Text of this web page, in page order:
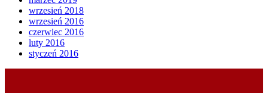
wrzesień 2018
wrzesień 2016
czerwiec 2016
luty 2016
styczeń 2016